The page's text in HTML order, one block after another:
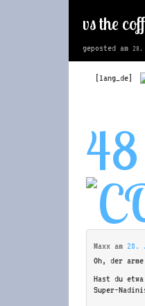
vs the
geposted am 28.
[lang_de]
48
Maxx am 28.
Oh, der
Hast du
Super-